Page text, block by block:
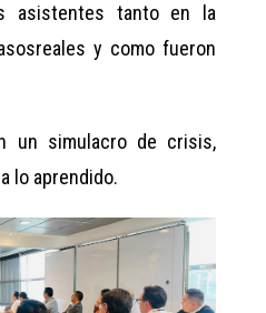
asistentes tanto en la
y como fueron
un simulacro de crisis,
lo aprendido.